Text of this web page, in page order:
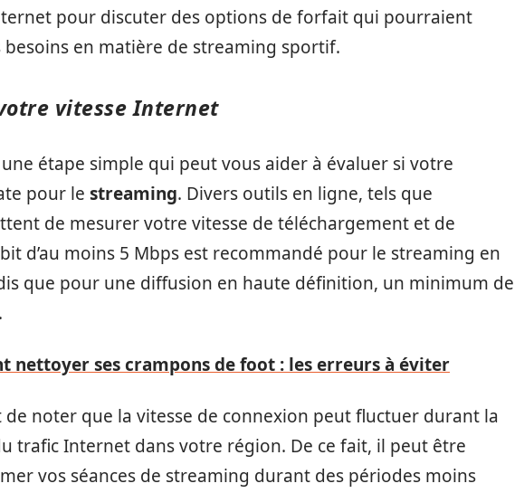
pour discuter des options de forfait qui pourraient
besoins en matière de streaming sportif.
vitesse Internet
étape simple qui peut vous aider à évaluer si votre
pour le streaming. Divers outils en ligne, tels que
de mesurer votre vitesse de téléchargement et de
d’au moins 5 Mbps est recommandé pour le streaming en
que pour une diffusion en haute définition, un minimum de
nettoyer ses crampons de foot : les erreurs à éviter
noter que la vitesse de connexion peut fluctuer durant la
trafic Internet dans votre région. De ce fait, il peut être
vos séances de streaming durant des périodes moins